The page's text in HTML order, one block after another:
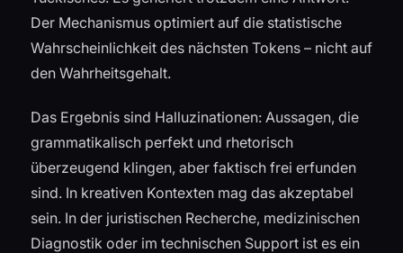
Der Mechanismus optimiert auf die statistische
Wahrscheinlichkeit des nächsten Tokens – nicht auf
den Wahrheitsgehalt.
Das Ergebnis sind Halluzinationen: Aussagen, die
grammatikalisch perfekt und rhetorisch
überzeugend klingen, aber faktisch frei erfunden
sind. In kreativen Kontexten mag das akzeptabel
sein. In der juristischen Recherche, medizinischen
Diagnostik oder im technischen Support ist es ein